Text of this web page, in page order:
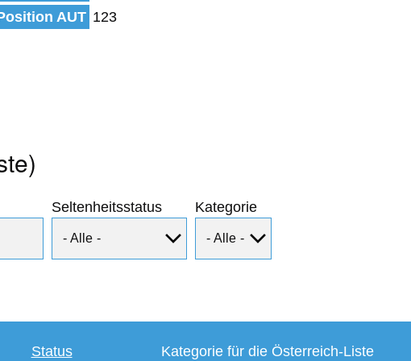
AUT 123
Seltenheitsstatus Kategorie
Status Kategorie für die Österreich-Liste